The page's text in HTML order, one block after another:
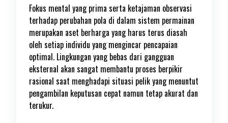
Fokus mental yang prima serta ketajaman observasi
terhadap perubahan pola di dalam sistem permainan
merupakan aset berharga yang harus terus diasah
oleh setiap individu yang mengincar pencapaian
optimal. Lingkungan yang bebas dari gangguan
eksternal akan sangat membantu proses berpikir
rasional saat menghadapi situasi pelik yang menuntut
pengambilan keputusan cepat namun tetap akurat dan
terukur.